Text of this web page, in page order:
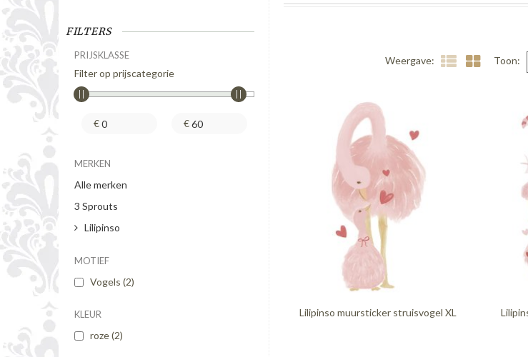
FILTERS
PRIJSKLASSE
Filter op prijscategorie
€ €
MERKEN
Alle merken
3 Sprouts
Lilipinso
MOTIEF
Vogels (2)
KLEUR
roze(2)
Weergave Toon
Lilipinso muursticker struisvogel XL